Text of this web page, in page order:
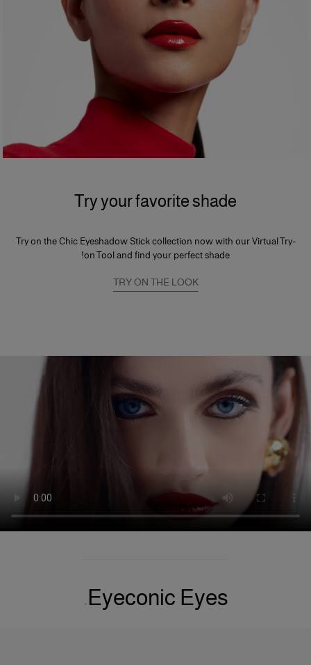
Try your favorite shade
Try on the Chic Eyeshadow Stick collection now with our Virtual Try-
on Tool and find your perfect shade!
TRY ON THE LOOK
Eyeconic Eyes